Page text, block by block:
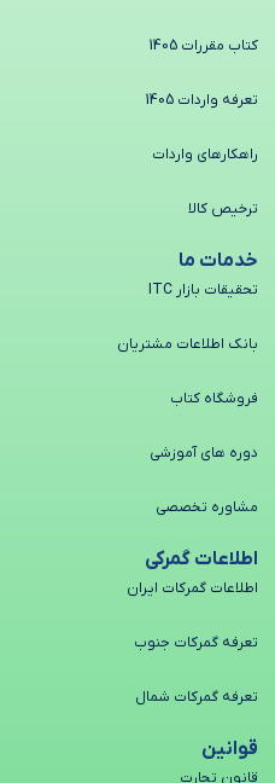
کتاب مقررات 1405
تعرفه واردات 1405
راهکارهای واردات
ترخیص کالا
خدمات ما
تحقیقات بازار ITC
بانک اطلاعات مشتریان
فروشگاه کتاب
دوره های آموزشی
مشاوره تخصصی
اطلاعات گمرکی
اطلاعات گمرکات ایران
تعرفه گمرکات جنوب
تعرفه گمرکات شمال
قوانین
قانون تجارت